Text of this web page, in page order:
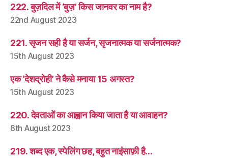
222. बुज़दिल में ‘बुज़’ किस जानवर का नाम है?
22nd August 2023
221. सृजन सही है या सर्जन, सृजनात्मक या सर्जनात्मक?
15th August 2023
एक ‘देशद्रोही’ ने कैसे मनाया 15 अगस्त?
15th August 2023
220. देवताओं का आह्वान किया जाता है या आवाहन?
8th August 2023
219. शब्द एक, स्पेलिंग छह, बहुत नाइंसाफ़ी है…